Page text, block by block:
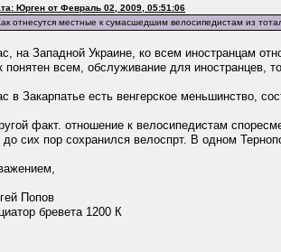
Юрген от Февраль 02, 2009, 05:51:06
отнесутся местные к сумасшедшим велосипедистам из
на Западной Украине, ко всем иностранцам
понятен всем, обслуживание для иностранцев,
в Закарпатье есть венгерское меньшинство,
факт. отношение к велосипедистам
сих пор сохранился велоспрт. В одном
Попов
бревета 1200 К